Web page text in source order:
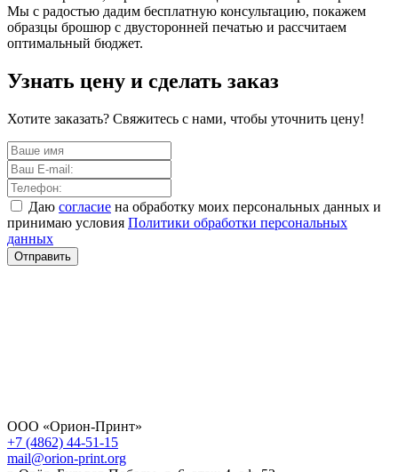
Мы с радостью дадим бесплатную консультацию, покажем
образцы брошюр с двусторонней печатью и рассчитаем
оптимальный бюджет.
Узнать цену и сделать заказ
Хотите заказать? Свяжитесь с нами, чтобы уточнить цену!
Даю согласие на обработку моих персональных данных и
принимаю условия Политики обработки персональных
данных
Отправить
ООО «Орион-Принт»
+7 (4862) 44-51-15
mail@orion-print.org